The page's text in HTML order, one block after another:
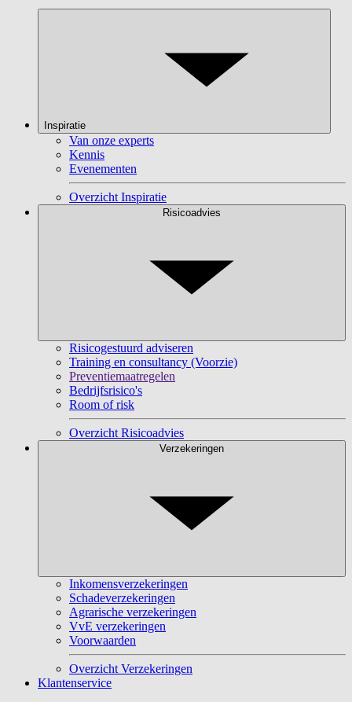
Inspiratie
Van onze experts
Kennis
Evenementen
Overzicht Inspiratie
Risicoadvies
Risicogestuurd adviseren
Training en consultancy (Voorzie)
Preventiemaatregelen
Bedrijfsrisico's
Room of risk
Overzicht Risicoadvies
Verzekeringen
Inkomensverzekeringen
Schadeverzekeringen
Agrarische verzekeringen
VvE verzekeringen
Voorwaarden
Overzicht Verzekeringen
Klantenservice